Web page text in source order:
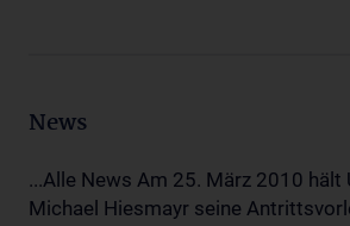
News
...Alle News Am 25. März 2010 hält
Michael Hiesmayr seine